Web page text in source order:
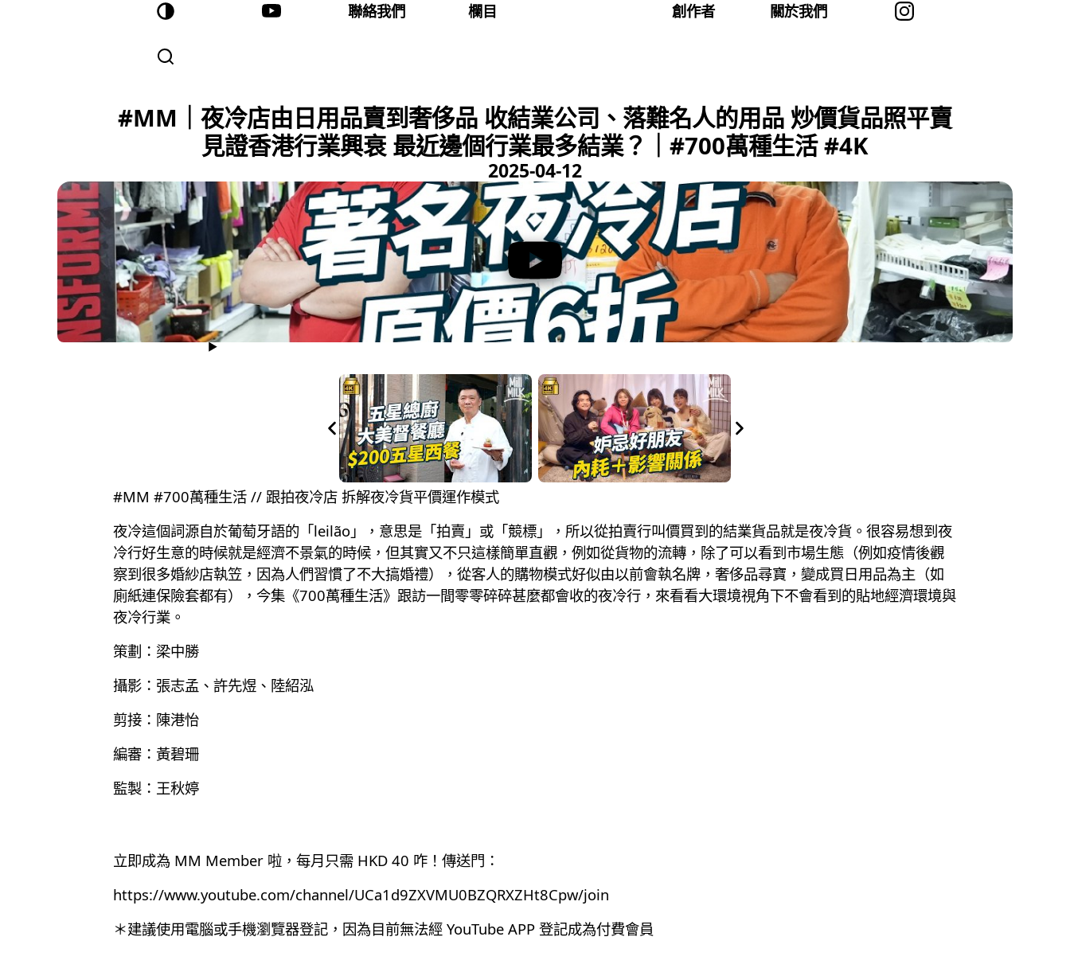
聯絡我們 欄目 創作者 關於我們
#MM｜夜冷店由日用品賣到奢侈品 收結業公司、落難名人的用品 炒價貨品照平賣
見證香港行業興衰 最近邊個行業最多結業？｜#700萬種生活 #4K
2025-04-12
#MM #700萬種生活 // 跟拍夜冷店 拆解夜冷貨平價運作模式
夜冷這個詞源自於葡萄牙語的「leilão」，意思是「拍賣」或「競標」，所以從拍賣行叫價買到的結業貨品就是夜冷貨。很容易想到夜
冷行好生意的時候就是經濟不景氣的時候，但其實又不只這樣簡單直觀，例如從貨物的流轉，除了可以看到市場生態（例如疫情後觀
察到很多婚紗店執笠，因為人們習慣了不大搞婚禮），從客人的購物模式好似由以前會執名牌，奢侈品尋寶，變成買日用品為主（如
廁紙連保險套都有），今集《700萬種生活》跟訪一間零零碎碎甚麼都會收的夜冷行，來看看大環境視角下不會看到的貼地經濟環境與
夜冷行業。
策劃：梁中勝
攝影：張志孟、許先煜、陸紹泓
剪接：陳港怡
編審：黃碧珊
監製：王秋婷
立即成為 MM Member 啦，每月只需 HKD 40 咋！傳送門：
https://www.youtube.com/channel/UCa1d9ZXVMU0BZQRXZHt8Cpw/join
＊建議使用電腦或手機瀏覽器登記，因為目前無法經 YouTube APP 登記成為付費會員